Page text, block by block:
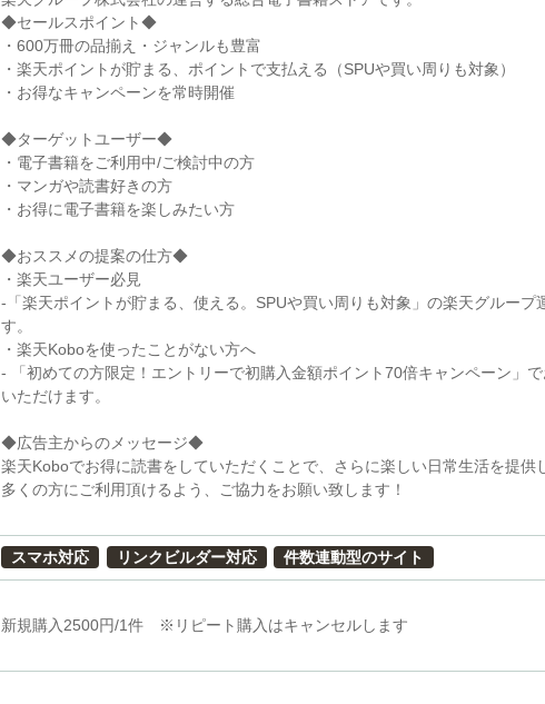
◆セールスポイント◆
・600万冊の品揃え・ジャンルも豊富
・楽天ポイントが貯まる、ポイントで支払える（SPUや買い周りも対象）
・お得なキャンペーンを常時開催
◆ターゲットユーザー◆
・電子書籍をご利用中/ご検討中の方
・マンガや読書好きの方
・お得に電子書籍を楽しみたい方
◆おススメの提案の仕方◆
・楽天ユーザー必見
-「楽天ポイントが貯まる、使える。SPUや買い周りも対象」の楽天グループ
す。
・楽天Koboを使ったことがない方へ
- 「初めての方限定！エントリーで初購入金額ポイント70倍キャンペーン」
いただけます。
◆広告主からのメッセージ◆
楽天Koboでお得に読書をしていただくことで、さらに楽しい日常生活を提供
多くの方にご利用頂けるよう、ご協力をお願い致します！
スマホ対応 リンクビルダー対応 件数連動型のサイト
新規購入2500円/1件 ※リピート購入はキャンセルします